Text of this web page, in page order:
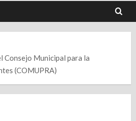
Consejo Municipal para la
(COMUPRA)